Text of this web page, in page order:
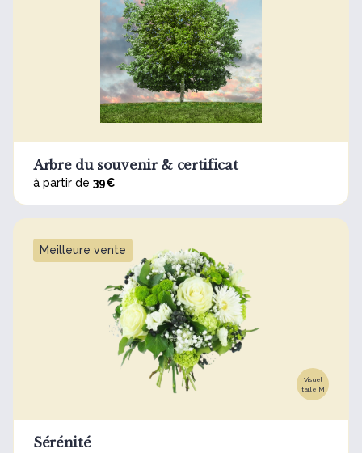
Arbre du souvenir & certificat
à partir de 39€
Meilleure vente
Visuel
taille M
Sérénité